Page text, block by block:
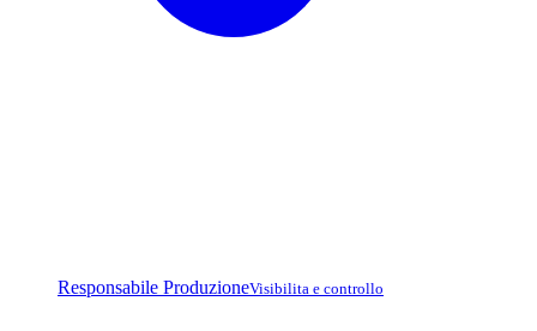
Responsabile ProduzioneVisibilita e controllo